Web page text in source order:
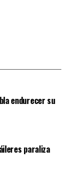
endurecer su
paraliza